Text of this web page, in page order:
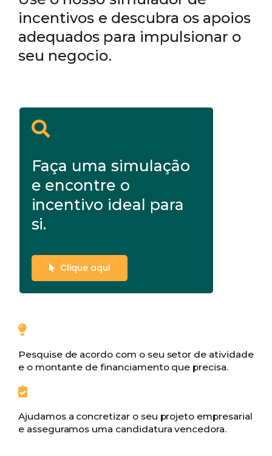
incentivos e descubra os apoios
adequados para impulsionar o
seu negocio.
Faça uma simulação
e encontre o
incentivo ideal para
si.
Clique aqui
Pesquise de acordo com o seu setor de atividade
e o montante de financiamento que precisa.
Ajudamos a concretizar o seu projeto empresarial
e asseguramos uma candidatura vencedora.